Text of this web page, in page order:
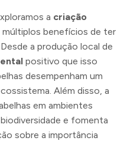
a criação
múltiplos benefícios de ter
a produção local de
positivo que isso
desempenham um
Além disso, a
em ambientes
e fomenta
sobre a importância